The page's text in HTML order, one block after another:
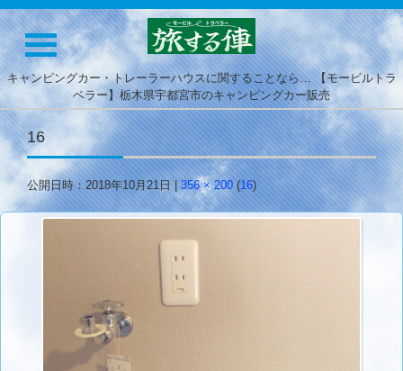
キャンピングカー・トレーラーハウスに関することなら… 【モービルトラ
ベラー】栃木県宇都宮市のキャンピングカー販売
16
公開日時：2018年10月21日|356 × 200(16)